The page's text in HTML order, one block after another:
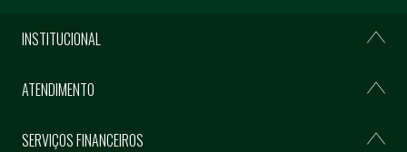
INSTITUCIONAL
ATENDIMENTO
SERVIÇOS FINANCEIROS